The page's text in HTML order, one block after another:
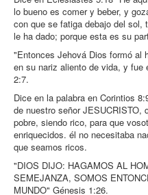
lo bueno es comer y beber, y
con que se fatiga debajo del
le ha dado; porque esta es su
"Entonces Jehová Dios formó al
en su nariz aliento de vida, y fue
2:7.
Dice en la palabra en Corintios
de nuestro señor JESUCRISTO,
pobre, siendo rico, para que
enriquecidos. él no necesitaba
que seamos ricos.
"DIOS DIJO: HAGAMOS AL
SEMEJANZA, SOMOS
MUNDO" Génesis 1:26.